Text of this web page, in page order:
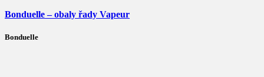
Bonduelle – obaly řady Vapeur
Bonduelle